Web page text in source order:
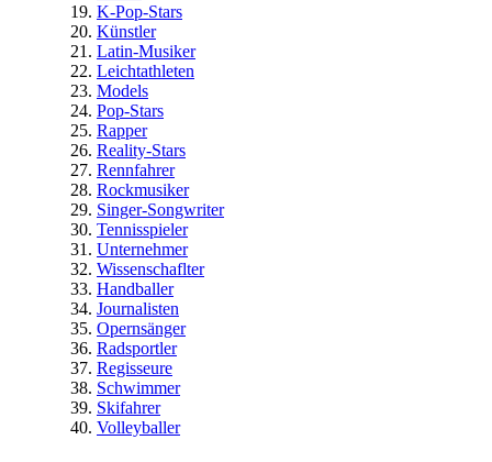
K-Pop-Stars
Künstler
Latin-Musiker
Leichtathleten
Models
Pop-Stars
Rapper
Reality-Stars
Rennfahrer
Rockmusiker
Singer-Songwriter
Tennisspieler
Unternehmer
Wissenschaflter
Handballer
Journalisten
Opernsänger
Radsportler
Regisseure
Schwimmer
Skifahrer
Volleyballer